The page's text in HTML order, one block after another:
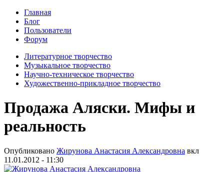
Главная
Блог
Пользователи
Форум
Литературное творчество
Музыкальное творчество
Научно-техническое творчество
Художественно-прикладное творчество
Продажа Аляски. Мифы и
реальность
Опубликовано Жирунова Анастасия Александровна вкл
11.01.2012 - 11:30